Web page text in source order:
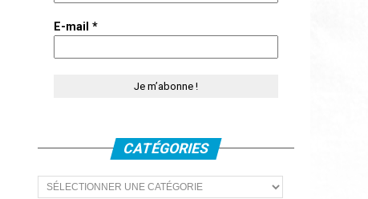
E-mail *
CATÉGORIES
Catégories